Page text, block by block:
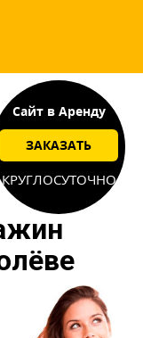
Сайт в Аренду
ЗАКАЗАТЬ
КРУГЛОСУТОЧНО